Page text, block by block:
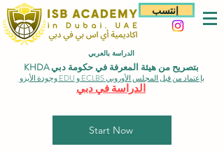
إنتسب
الدراسة بالعربي
بتصريح من هيئة المعرفة في حكومة دبي KHDA
بإعتماد من قبل المجلس الأوروبي ECLBS و EDU وجودة الأيزو
الدراسة في دبي
Start Now